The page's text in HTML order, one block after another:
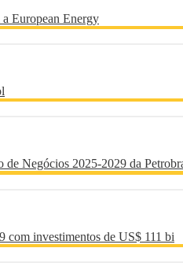
European Energy
Negócios 2025-2029 da
com investimentos de US$ 111 bi